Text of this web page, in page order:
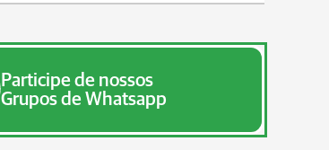
Participe de nossos
Grupos de Whatsapp